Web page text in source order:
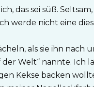
das sei süß.
werde nicht eine
als sie ihn nach
der Welt“ nannte. Ich
Kekse backen